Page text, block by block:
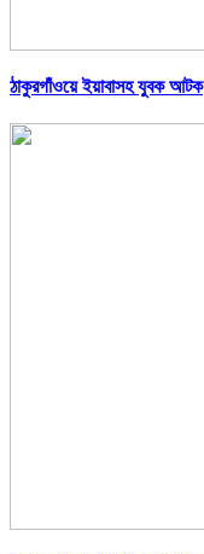
ঠাকুরগাঁওয়ে ইয়াবাসহ যুবক আটক